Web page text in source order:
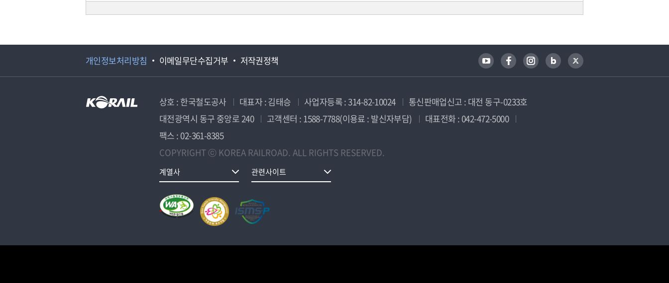
개인정보처리방침 이메일무단수집거부 저작권정책
상호 : 한국철도공사 대표자 : 김태승 사업자등록 : 314-82-10024
통신판매업신고 : 대전 동구-0233호
대전광역시 동구 중앙로 240
고객센터 : 1588-7788(이용료 : 발신자부담)
대표전화 : 042-472-5000
팩스 : 02-361-8385
COPYRIGHT ⓒ KOREA RAILROAD. ALL RIGHTS RESERVED.
계열사 관련사이트